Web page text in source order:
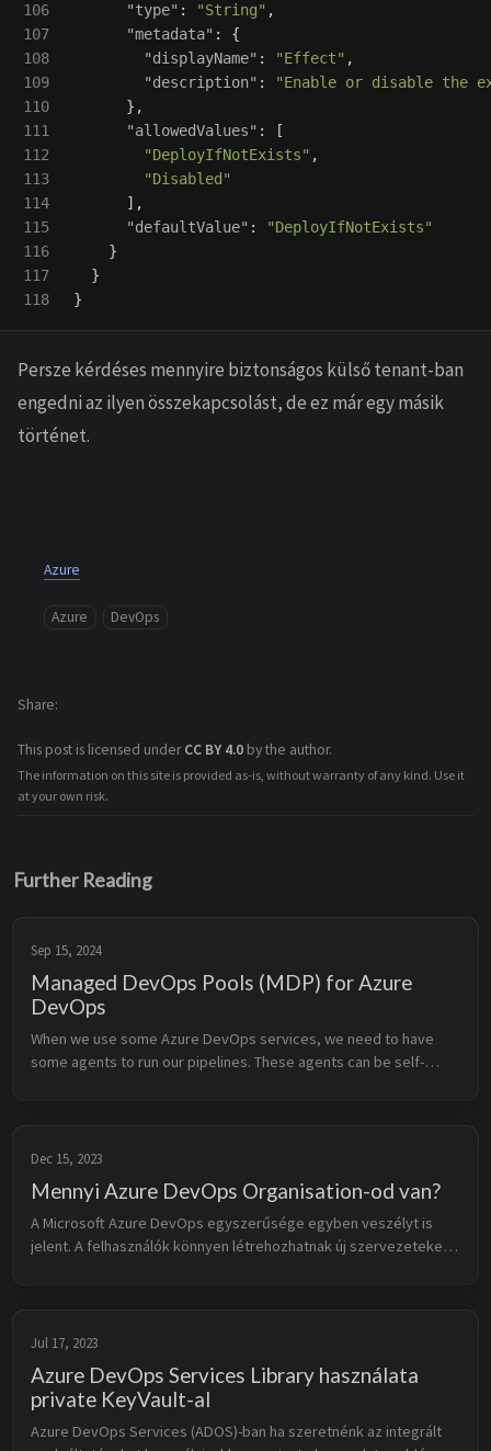
106
107
108
109
110
111
112
113
114
115
116
117
"type" : "String" ,
"metadata" :
{
"displayName" : "Effect" ,
"description" :
"Enable or disable the
},
"allowedValues" :
[
"DeployIfNotExists" ,
"Disabled"
],
"defaultValue" :
"DeployIfNotExists"
}
}
}
Persze kérdéses mennyire biztonságos külső tenant-ban
engedni az ilyen összekapcsolást, de ez már egy másik
történet.
Azure
Azure DevOps
This post is licensed underCC BY 4.0 by the author.
The information on this site is provided as-is, without warranty of any kind. Use it
at your own risk.
Share
Further Reading
Sep 15, 2024
Managed DevOps Pools (MDP) for Azure
DevOps
When we use some Azure DevOps services, we need to have
some agents to run our pipelines. These agents can be self-
Dec 15, 2023
Mennyi Azure DevOps Organisation-od van?
A Microsoft Azure DevOps egyszerűsége egyben veszélyt is
jelent. A felhasználók könnyen létrehozhatnak új szervezeteket,
Jul 17, 2023
Azure DevOps Services Library használata
private KeyVault-al
Azure DevOps Services (ADOS)-ban ha szeretnénk az integrált